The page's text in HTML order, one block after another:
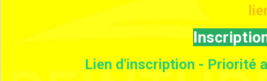
Lien d'inscription - Priorité